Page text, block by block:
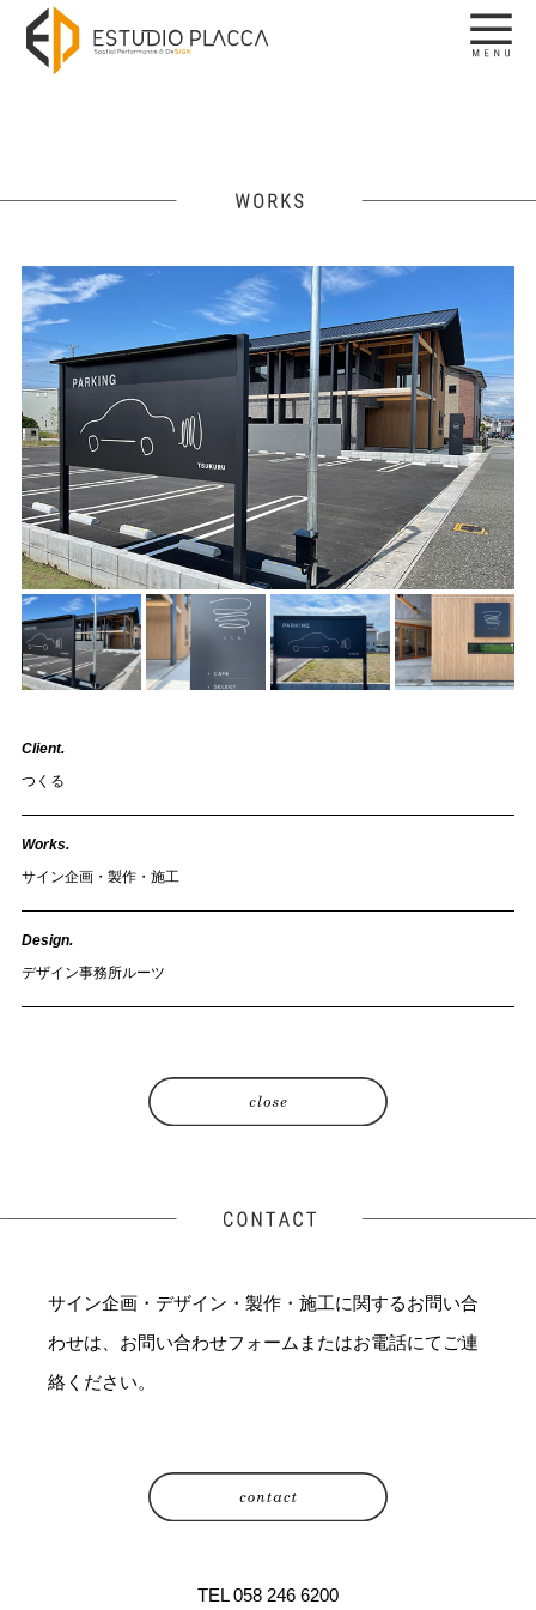
Client.
つくる
Works.
サイン企画・製作・施工
Design.
デザイン事務所ルーツ
サイン企画・デザイン・製作・施工に関するお問い合
わせは、お問い合わせフォームまたはお電話にてご連
絡ください。
TEL 058 246 6200